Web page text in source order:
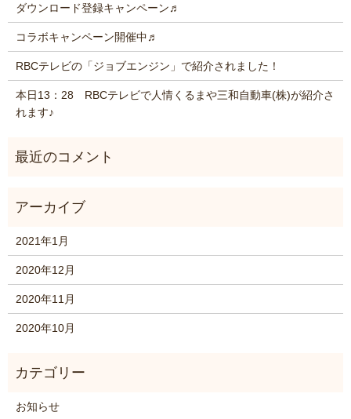
ダウンロード登録キャンペーン♬
コラボキャンペーン開催中♬
RBCテレビの「ジョブエンジン」で紹介されました！
本日13：28 RBCテレビで人情くるまや三和自動車(株)が紹介さ
れます♪
2021年1月
2020年12月
2020年11月
2020年10月
お知らせ